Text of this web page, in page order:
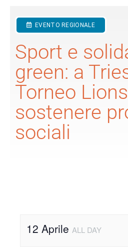
EVENTO REGIONALE
Sport e
green: a
Torneo
sostenere
sociali
12 Aprile ALL DAY